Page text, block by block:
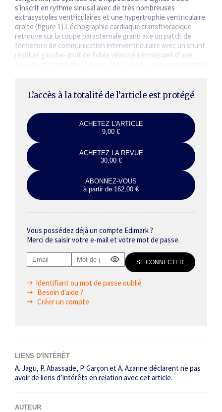
s'inscrit en rythme sinusal avec de très nombreuses
extrasystoles ventriculaires et une hypertrophie ventriculaire
droite (figure 1).L'échographie cardiaque transthoracique
retrouve sur la coupe parasternale grand axe un patch de
fermeture de communication interventriculaire avec un shunt
résiduel gauche-droit de faible vélocité témoignant d'une
L’accès à la totalité de l’article est protégé
ACHETEZ L'ARTICLE
9,00 €
ACHETEZ LA REVUE
30,00 €
ABONNEZ-VOUS
à partir de 162,00 €
Vous possédez déjà un compte Edimark ?
Merci de saisir votre e-mail et votre mot de passe.
Identifiant ou mot de passe oublié
Besoin d'aide ?
Créer un compte
LIENS D'INTÉRÊT
A. Jagu, P. Abassade, P. Garçon et A. Azarine déclarent ne pas
avoir de liens d’intérêts en relation avec cet article.
AUTEUR